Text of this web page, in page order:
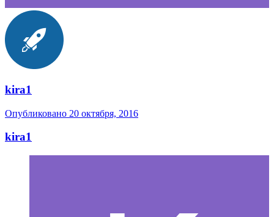
kira1
Опубликовано 20 октября, 2016
kira1